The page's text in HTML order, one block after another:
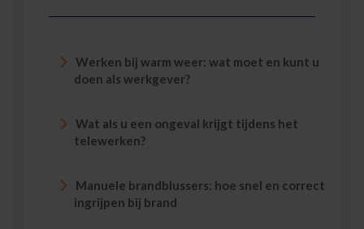
Werken bij warm weer: wat moet en kunt u
doen als werkgever?
Wat als u een ongeval krijgt tijdens het
telewerken?
Manuele brandblussers: hoe snel en correct
ingrijpen bij brand